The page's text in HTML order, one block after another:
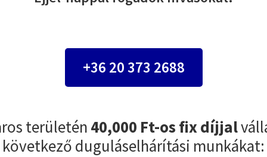
+36 20 373 2688
területén 40,000 Ft-os fix díjjal
következő duguláselhárítási munkákat: